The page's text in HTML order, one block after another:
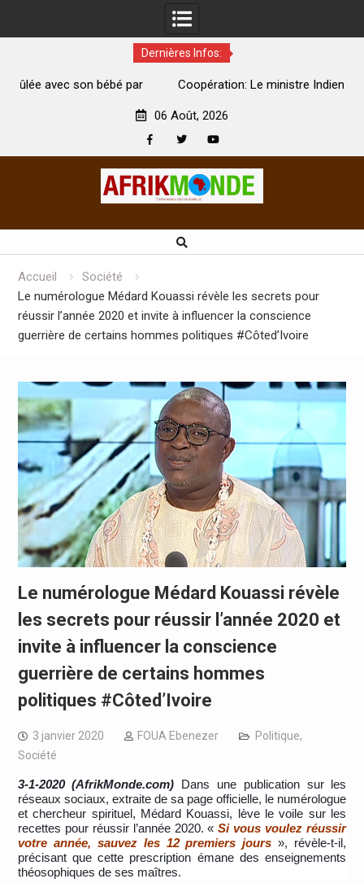
Dernières Infos:
Coopération: Le ministre Indien Kirti Vardhan Singh à
06 Août, 2026
Accueil
Société
Le numérologue Médard Kouassi révèle les secrets pour
réussir l’année 2020 et invite à influencer la conscience
guerrière de certains hommes politiques #Côted’Ivoire
Le numérologue Médard Kouassi révèle
les secrets pour réussir l’année 2020 et
invite à influencer la conscience
guerrière de certains hommes
politiques #Côted’Ivoire
3 janvier 2020 FOUA Ebenezer Politique,
Société
3-1-2020 (AfrikMonde.com) Dans une publication sur les
réseaux sociaux, extraite de sa page officielle, le numérologue
et chercheur spirituel, Médard Kouassi, lève le voile sur les
recettes pour réussir l’année 2020. «Si vous voulez réussir
votre année, sauvez les 12 premiers jours », révèle-t-il,
précisant que cette prescription émane des enseignements
théosophiques de ses maîtres.